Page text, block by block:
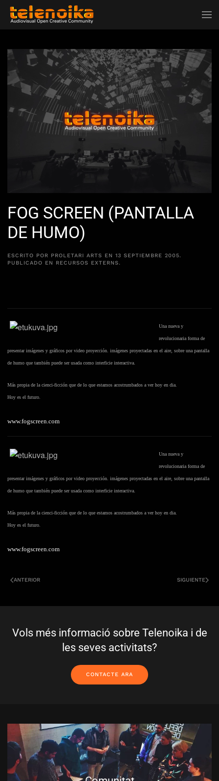
Ir al contenido principal
FOG SCREEN (PANTALLA
DE HUMO)
ESCRITO POR PROLETARI ARTS EN 13 SEPTIEMBRE 2005.
PUBLICADO EN RECURSOS EXTERNS.
Una nueva y
revolucionaria forma de
presentar imágenes y gráficos por video proyección. imágenes proyectadas en el aire, sobre una pantalla
de humo que también puede ser usada como interficie interactiva.
Más propia de la cienci-ficción que de lo que estamos acostrumbados a ver hoy en dia.
Hoy es el futuro.
www.fogscreen.com
Una nueva y
revolucionaria forma de
presentar imágenes y gráficos por video proyección. imágenes proyectadas en el aire, sobre una pantalla
de humo que también puede ser usada como interficie interactiva.
Más propia de la cienci-ficción que de lo que estamos acostrumbados a ver hoy en dia.
Hoy es el futuro.
www.fogscreen.com
ANTERIOR SIGUIENTE
Vols més informació sobre Telenoika i de
les seves activitats?
CONTACTE ARA